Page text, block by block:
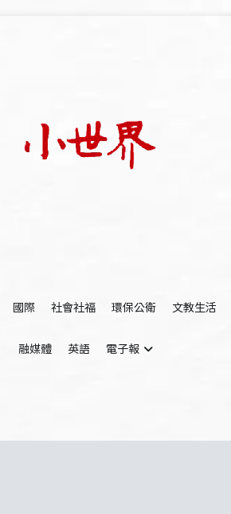
國際 社會社福 環保公衛 文教生活
融媒體 英語 電子報